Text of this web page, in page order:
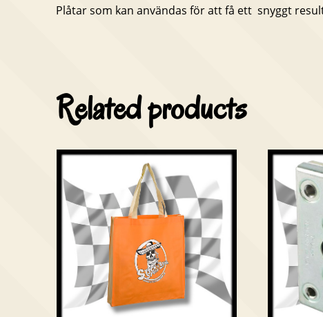
Plåtar som kan användas för att få ett snyggt
Related products